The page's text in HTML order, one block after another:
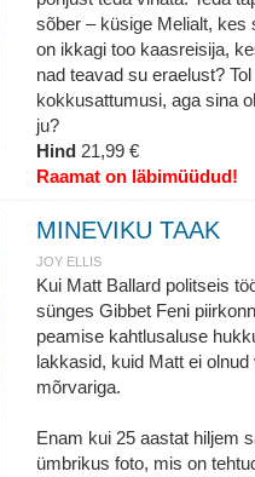
sõber – küsige Melialt, kes
on ikkagi too kaasreisija,
nad teavad su eraelust?
kokkusattumusi, aga sina
ju?
Hind 21,99 €
Raamat on läbimüüdud!
MINEVIKU TAAK
JOY ELLIS
Kui Matt Ballard politseis
sünges Gibbet Feni
peamise kahtlusaluse
lakkasid, kuid Matt ei
mõrvariga.
Enam kui 25 aastat hiljem
ümbrikus foto, mis on